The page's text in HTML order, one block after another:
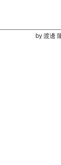
by 渡邊